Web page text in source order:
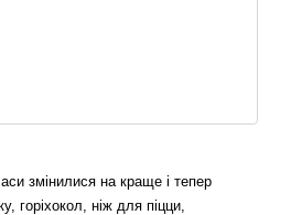
змінилися на краще і тепер
горіхокол, ніж для піцци,